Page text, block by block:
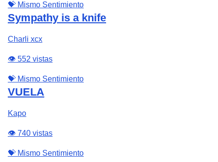
💝 Mismo Sentimiento
Sympathy is a knife
Charli xcx
👁️ 552 vistas
💝 Mismo Sentimiento
VUELA
Kapo
👁️ 740 vistas
💝 Mismo Sentimiento